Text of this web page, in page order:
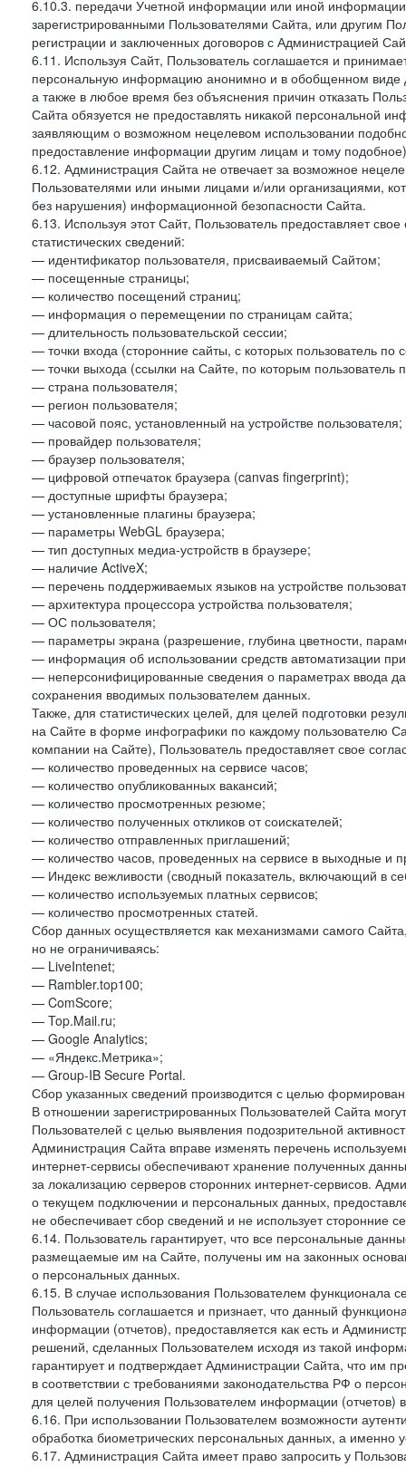
6.10.3. передачи Учетной информации или иной
зарегистрированными Пользователями Сайта, или другим
регистрации и заключенных договоров с Администрацией
6.11. Используя Сайт, Пользователь соглашается и
персональную информацию анонимно и в обобщенном виде
а также в любое время без объяснения причин отказать
Сайта обязуется не предоставлять никакой персональной
заявляющим о возможном нецелевом использовании
предоставление информации другим лицам и тому
6.12. Администрация Сайта не отвечает за возможное
Пользователями или иными лицами и/или организациями,
без нарушения) информационной безопасности Сайта.
6.13. Используя этот Сайт, Пользователь предоставляет
статистических сведений:
— идентификатор пользователя, присваиваемый Сайтом;
— посещенные страницы;
— количество посещений страниц;
— информация о перемещении по страницам сайта;
— длительность пользовательской сессии;
— точки входа (сторонние сайты, с которых пользователь по
— точки выхода (ссылки на Сайте, по которым пользователь
— страна пользователя;
— регион пользователя;
— часовой пояс, установленный на устройстве пользователя;
— провайдер пользователя;
— браузер пользователя;
— цифровой отпечаток браузера (canvas fingerprint);
— доступные шрифты браузера;
— установленные плагины браузера;
— параметры WebGL браузера;
— тип доступных медиа-устройств в браузере;
— наличие ActiveX;
— перечень поддерживаемых языков на устройстве
— архитектура процессора устройства пользователя;
— ОС пользователя;
— параметры экрана (разрешение, глубина цветности,
— информация об использовании средств автоматизации
— неперсонифицированные сведения о параметрах ввода
сохранения вводимых пользователем данных.
Также, для статистических целей, для целей подготовки
на Сайте в форме инфографики по каждому пользователю
компании на Сайте), Пользователь предоставляет свое
— количество проведенных на сервисе часов;
— количество опубликованных вакансий;
— количество просмотренных резюме;
— количество полученных откликов от соискателей;
— количество отправленных приглашений;
— количество часов, проведенных на сервисе в выходные и
— Индекс вежливости (сводный показатель, включающий в
— количество используемых платных сервисов;
— количество просмотренных статей.
Сбор данных осуществляется как механизмами самого
но не ограничиваясь:
— LiveIntenet;
— Rambler.top100;
— ComScore;
— Top.Mail.ru;
— Google Analytics;
— «Яндекс.Метрика»;
— Group-IB Secure Portal.
Сбор указанных сведений производится с целью
В отношении зарегистрированных Пользователей Сайта
Пользователей с целью выявления подозрительной
Администрация Сайта вправе изменять перечень
интернет-сервисы обеспечивают хранение полученных
за локализацию серверов сторонних интернет-сервисов.
о текущем подключении и персональных данных,
не обеспечивает сбор сведений и не использует
6.14. Пользователь гарантирует, что все персональные
размещаемые им на Сайте, получены им на законных
о персональных данных.
6.15. В случае использования Пользователем функционала
Пользователь соглашается и признает, что данный
информации (отчетов), предоставляется как есть и
решений, сделанных Пользователем исходя из такой
гарантирует и подтверждает Администрации Сайта, что им
в соответствии с требованиями законодательства РФ о
для целей получения Пользователем информации (отчетов)
6.16. При использовании Пользователем возможности
обработка биометрических персональных данных, а именно
6.17. Администрация Сайта имеет право запросить у